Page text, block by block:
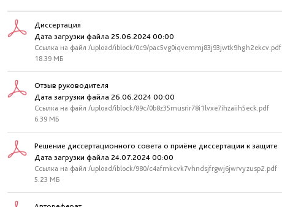
Диссертация
Дата загрузки файла 25.06.2024 00:00
Ссылка на файл /upload/iblock/0c9/pac5vg0iqvemmj83j93jwtk9hgh2ekcv.pdf
18.39 МБ
Отзыв руководителя
Дата загрузки файла 26.06.2024 00:00
Ссылка на файл /upload/iblock/89c/0b8z35musrir78i1lvxe7ihzaiih5eck.pdf
6.39 МБ
Решение диссертационного совета о приёме диссертации к защите
Дата загрузки файла 24.07.2024 00:00
Ссылка на файл /upload/iblock/980/c4afmkcvk7vhndsjfrgwj6jwrvyzusp2.pdf
5.23 МБ